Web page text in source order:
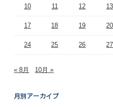
10 11 12 13
17 18 19 20
24 25 26 27
« 8月 10月 »
月別アーカイブ